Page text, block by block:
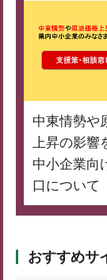
中東情勢や
上昇の影響
中小企業向
口について
おすすめサ